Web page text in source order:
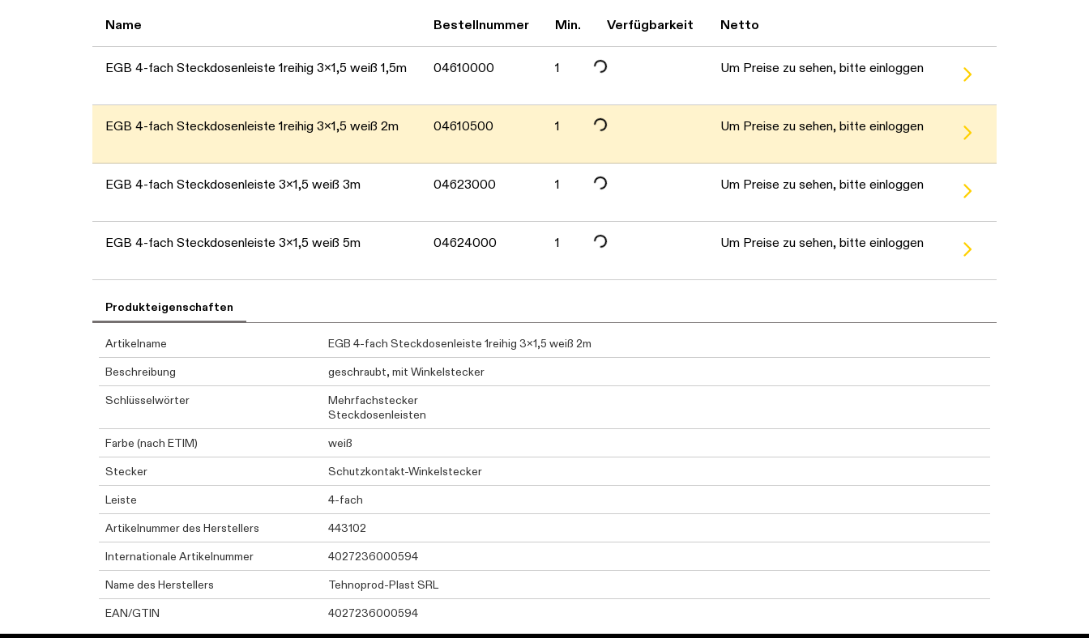
Name Bestellnummer Min. Verfügbarkeit Netto
EGB 4-fach Steckdosenleiste 1reihig 3x1,5 weiß 1,5m 04610000 1 Daten werden geladen. Bitte warten...Um Preise zu sehen, bitte einloggen
EGB 4-fach Steckdosenleiste 1reihig 3x1,5 weiß 2m 04610500 1 Daten werden geladen. Bitte warten...Um Preise zu sehen, bitte einloggen
EGB 4-fach Steckdosenleiste 3x1,5 weiß 3m 04623000 1 Daten werden geladen. Bitte warten...Um Preise zu sehen, bitte einloggen
EGB 4-fach Steckdosenleiste 3x1,5 weiß 5m 04624000 1 Daten werden geladen. Bitte warten...Um Preise zu sehen, bitte einloggen
Produkteigenschaften
Artikelname
EGB 4-fach Steckdosenleiste 1reihig 3x1,5 weiß 2m
Beschreibung
geschraubt, mit Winkelstecker
Schlüsselwörter
Mehrfachstecker
Steckdosenleisten
Farbe (nach ETIM)
weiß
Stecker
Schutzkontakt-Winkelstecker
Leiste
4-fach
Artikelnummer des Herstellers
443102
Internationale Artikelnummer
4027236000594
Name des Herstellers
Tehnoprod-Plast SRL
EAN/GTIN
4027236000594